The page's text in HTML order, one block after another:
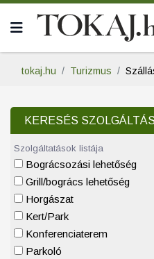
tokaj.hu Turizmus
KERESÉS
Szolgáltatások listája
Bográcsozási lehetőség
Grill/bogrács lehetőség
Horgászat
Kert/Park
Konferenciaterem
Parkoló